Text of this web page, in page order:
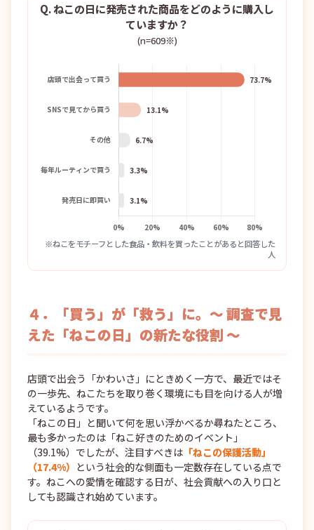
Q. ねこの日に発売された商品をどのように購入し
ていますか？
(n=609※)
※ねこをモチーフとした食品・飲料を買ったことがあると回答した
人
４．「買う」が「救う」に。～ 調査で見
えた「ねこの日」の新たな役割 ～
店頭で出会う「かわいさ」にときめく一方で、最近ではそ
の一歩先、ねこたちを取り巻く環境にも目を向ける人が増
えているようです。
「ねこの日」と聞いて何を思い浮かべるか尋ねたところ、
最も多かったのは「ねこ好きのためのイベント」
（39.1%）でしたが、注目すべきは「ねこの保護活動」
（17.4%） という社会的な側面も一定数存在している点で
す。ねこへの愛情を確認する日が、社会貢献への入り口と
しても認識され始めています。